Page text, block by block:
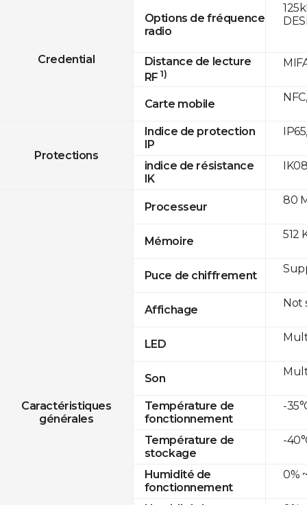
Credential
Options de fréquence
radio
Distance de lecture
RF 1)
Carte mobile
Protections
Indice de protection
IP
indice de résistance
IK
Caractéristiques
générales
Processeur
Mémoire
Puce de chiffrement
Affichage
LED
Son
Température de
fonctionnement
Température de
stockage
Humidité de
fonctionnement
80
512
Not
-
-
0%